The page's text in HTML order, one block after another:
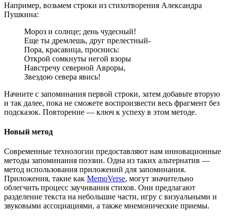
Например, возьмем строки из стихотворения Александра
Пушкина:
Мороз и солнце; день чудесный!
Еще ты дремлешь, друг прелестный-
Пора, красавица, проснись:
Открой сомкнуты негой взоры
Навстречу северной Авроры,
Звездою севера явись!
Начните с запоминания первой строки, затем добавьте вторую
и так далее, пока не сможете воспроизвести весь фрагмент без
подсказок. Повторение — ключ к успеху в этом методе.
Новый метод
Современные технологии предоставляют нам инновационные
методы запоминания поэзии. Одна из таких альтернатив —
метод использования приложений для запоминания.
Приложения, такие как MemoVerse, могут значительно
облегчить процесс заучивания стихов. Они предлагают
разделение текста на небольшие части, игру с визуальными и
звуковыми ассоциациями, а также мнемонические приемы.